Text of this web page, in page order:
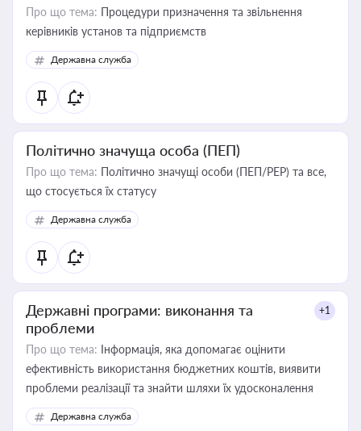
Про що тема: Процедури призначення та звільнення
керівників установ та підприємств
Державна служба
Політично значуща особа (ПЕП)
Про що тема: Політично значущі особи (ПЕП/PEP) та все,
що стосується їх статусу
Державна служба
Державні програми: виконання та
проблеми
+1
Про що тема: Інформація, яка допомагає оцінити
ефективність використання бюджетних коштів, виявити
проблеми реалізації та знайти шляхи їх удосконалення
Державна служба